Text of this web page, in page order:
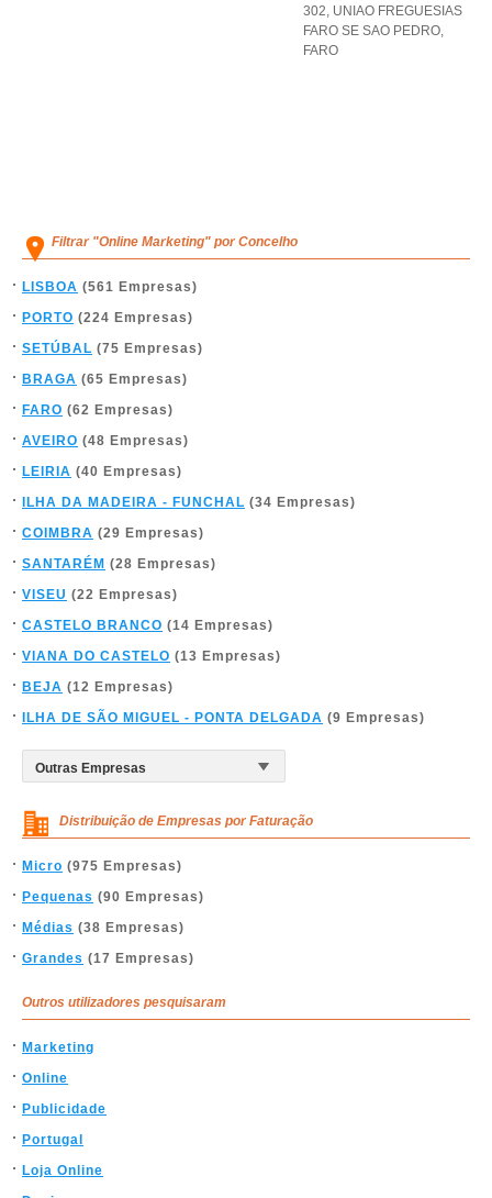
302, UNIAO FREGUESIAS
FARO SE SAO PEDRO,
FARO
Filtrar "Online Marketing" por Concelho
LISBOA (561 Empresas)
PORTO (224 Empresas)
SETÚBAL (75 Empresas)
BRAGA (65 Empresas)
FARO (62 Empresas)
AVEIRO (48 Empresas)
LEIRIA (40 Empresas)
ILHA DA MADEIRA - FUNCHAL (34 Empresas)
COIMBRA (29 Empresas)
SANTARÉM (28 Empresas)
VISEU (22 Empresas)
CASTELO BRANCO (14 Empresas)
VIANA DO CASTELO (13 Empresas)
BEJA (12 Empresas)
ILHA DE SÃO MIGUEL - PONTA DELGADA (9 Empresas)
Distribuição de Empresas por Faturação
Micro (975 Empresas)
Pequenas (90 Empresas)
Médias (38 Empresas)
Grandes (17 Empresas)
Outros utilizadores pesquisaram
Marketing
Online
Publicidade
Portugal
Loja Online